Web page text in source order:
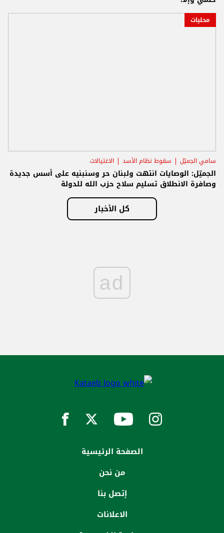
محليات
سامي الجميّل سقوط نظام الأسد الاغتيالات
الجميّل: الوصايات انتهت ولبنان حر وسنبنيه على أسس جديدة
وصافرة الانطلاق تسليم سلاح حزب الله للدولة
كل الأخبار
ad
الصفحة الرئيسية
من نحن
إتصل بنا
الاعلانات